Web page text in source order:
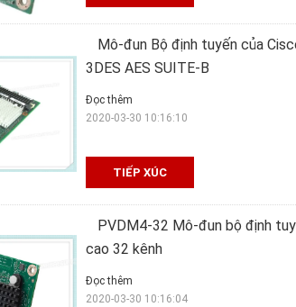
Mô-đun Bộ định tuyến của
3DES AES SUITE-B
TIẾP XÚC
Đọc thêm
2020-03-30 10:16:10
PVDM4-32 Mô-đun bộ định
cao 32 kênh
Đọc thêm
2020-03-30 10:16:04